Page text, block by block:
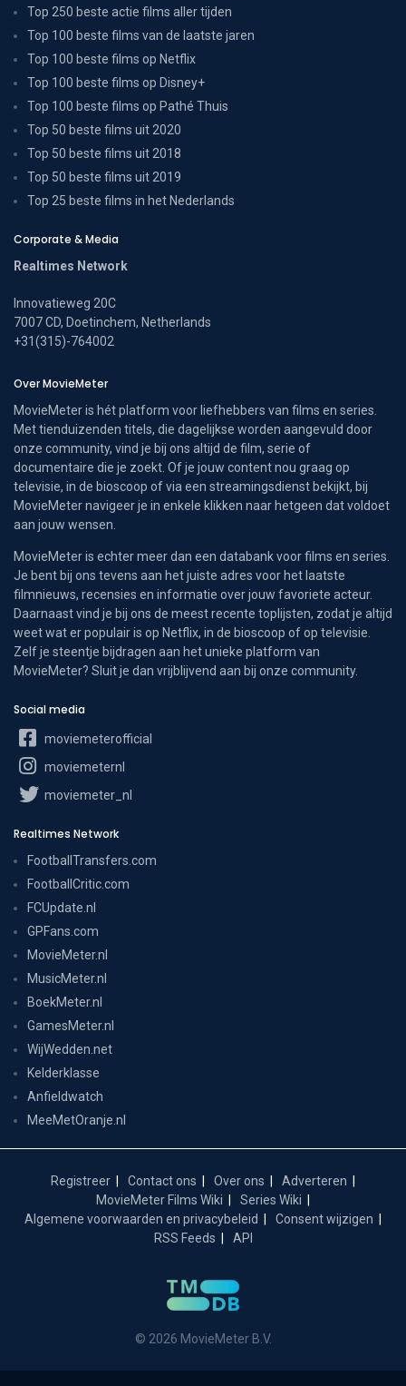
Top 250 beste actie films aller tijden
Top 100 beste films van de laatste jaren
Top 100 beste films op Netflix
Top 100 beste films op Disney+
Top 100 beste films op Pathé Thuis
Top 50 beste films uit 2020
Top 50 beste films uit 2018
Top 50 beste films uit 2019
Top 25 beste films in het Nederlands
Corporate & Media
Realtimes Network
Innovatieweg 20C
7007 CD, Doetinchem, Netherlands
+31(315)-764002
Over MovieMeter
MovieMeter is hét platform voor liefhebbers van films en series.
Met tienduizenden titels, die dagelijkse worden aangevuld door
onze community, vind je bij ons altijd de film, serie of
documentaire die je zoekt. Of je jouw content nou graag op
televisie, in de bioscoop of via een streamingsdienst bekijkt, bij
MovieMeter navigeer je in enkele klikken naar hetgeen dat voldoet
aan jouw wensen.
MovieMeter is echter meer dan een databank voor films en series.
Je bent bij ons tevens aan het juiste adres voor het laatste
filmnieuws, recensies en informatie over jouw favoriete acteur.
Daarnaast vind je bij ons de meest recente toplijsten, zodat je altijd
weet wat er populair is op Netflix, in de bioscoop of op televisie.
Zelf je steentje bijdragen aan het unieke platform van
MovieMeter? Sluit je dan vrijblijvend aan bij onze community.
Social media
moviemeterofficial
moviemeternl
moviemeter_nl
Realtimes Network
FootballTransfers.com
FootballCritic.com
FCUpdate.nl
GPFans.com
MovieMeter.nl
MusicMeter.nl
BoekMeter.nl
GamesMeter.nl
WijWedden.net
Kelderklasse
Anfieldwatch
MeeMetOranje.nl
Registreer Contact ons Over ons
Adverteren
MovieMeter Films Wiki
Series Wiki
Algemene voorwaarden en privacybeleid
Consent wijzigen
RSS Feeds
API
© 2026 MovieMeter B.V.